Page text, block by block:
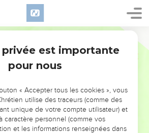
PAS L’ÉVÉNEMENT
L’ANNÉE !
POUVAIENT VOUS ÉVITER LES
VOTRES ?
privée est importante
pour nous
« Accepter tous les cookies », vous
utilise des traceurs (comme des
unique de votre compte utilisateur) et
caractère personnel (comme vos
et les informations renseignées dans